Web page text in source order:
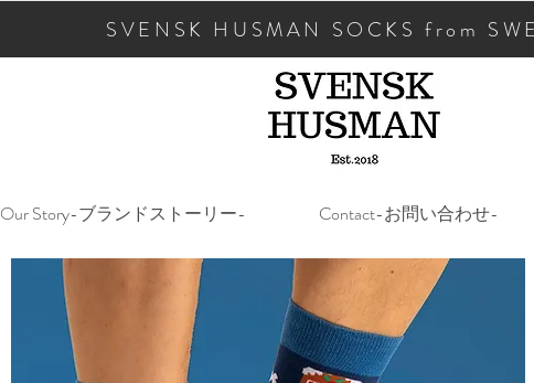
SVENSK HUSMAN SOCKS from
Our Story-ブランドストーリー- Contact-お問い合わせ-